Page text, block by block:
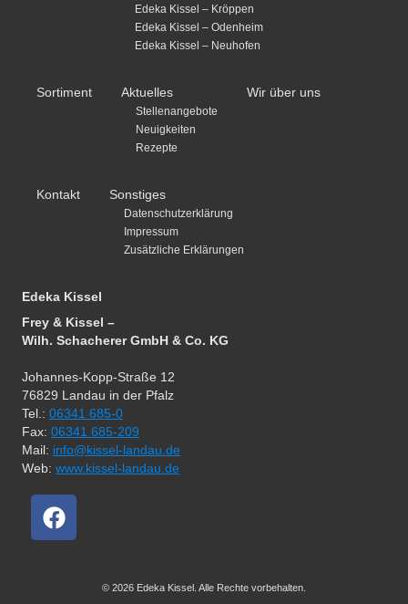
Edeka Kissel – Kröppen
Edeka Kissel – Odenheim
Edeka Kissel – Neuhofen
Sortiment Aktuelles
Stellenangebote
Neuigkeiten
Rezepte
Wir über uns
Kontakt Sonstiges
Datenschutzerklärung
Impressum
Zusätzliche Erklärungen
Edeka Kissel
Frey & Kissel –
Wilh. Schacherer GmbH & Co. KG
Johannes-Kopp-Straße 12
76829 Landau in der Pfalz
Tel.: 06341 685-0
Fax: 06341 685-209
Mail: info@kissel-landau.de
Web: www.kissel-landau.de
© 2026 Edeka Kissel. Alle Rechte vorbehalten.